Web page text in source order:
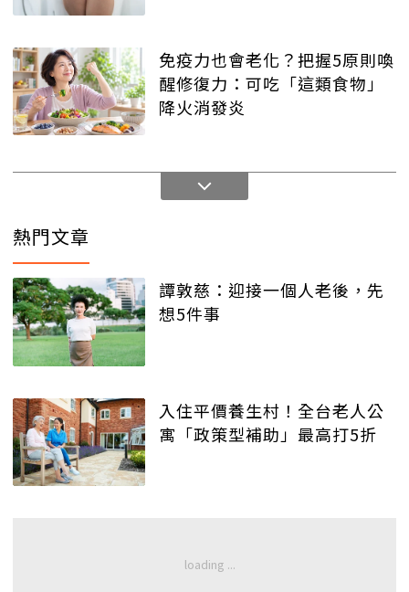
免疫力也會老化？把握5原則喚
醒修復力：可吃「這類食物」
降火消發炎
熱門文章
譚敦慈：迎接一個人老後，先
想5件事
入住平價養生村！全台老人公
寓「政策型補助」最高打5折